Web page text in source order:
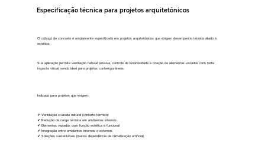
Especificação técnica para projetos arquitetônicos
O cobogó de concreto é amplamente especificado em projetos arquitetônicos que exigem desempenho técnico aliado à
estética.
Sua aplicação permite ventilação natural passiva, controle de luminosidade e criação de elementos vazados com forte
impacto visual, sendo ideal para projetos contemporâneos.
Indicado para projetos que exigem:
✔ Ventilação cruzada natural (conforto térmico)
✔ Redução de carga térmica em ambientes internos
✔ Elementos vazados com função estética e funcional
✔ Integração entre ambientes internos e externos
✔ Soluções sustentáveis (menos dependência de climatização artificial)